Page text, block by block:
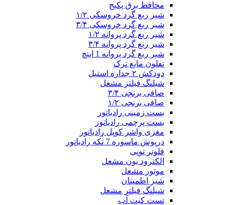
محافظ برق پکیج
شیر ربع گرد خروسکی ۱/۲
شیر ربع گرد خروسکی ۳/۴
شیر ربع گرد پروانه ۱/۲
شیر ربع گرد پروانه ۳/۴
شیر ربع گرد پروانه 1 اینچ
تفلون مایع ترک
دودکش ۲ جداره استیل
شیلنگ فیلتر مشعل
صافی برنجی ۳/۴
صافی برنجی ۱/۲
بست زمینی رادیاتور
بست پرچمی رادیاتور
مغزی واشر کوپل رادیاتور
درپوش ماسوره 7 تکه رادیاتور
فلوتر توپی
الکترود یون مشعل
موتور مشعل
شیر اطمینان
شیلنگ فیلتر مشعل
تست کیت آب